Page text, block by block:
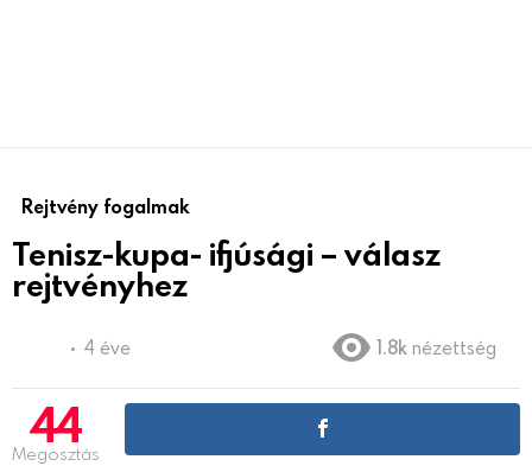
Rejtvény fogalmak
Tenisz-kupa- ifjúsági – válasz
rejtvényhez
4 éve 1.8k nézettség
44
Megosztás